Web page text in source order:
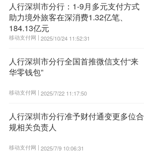
人行深圳市分行：1-9月多元支付方式
助力境外旅客在深消费1.32亿笔、
184.13亿元
移动支付网 | 2025/10/24 11:52:31
人行深圳市分行全国首推微信支付“来
华零钱包”
移动支付网 | 2025/7/22 11:17:50
人行深圳市分行准予财付通变更多位合
规相关负责人
移动支付网 | 2025/7/9 10:06:31